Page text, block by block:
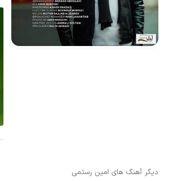
دیگر آهنگ های امین رستمی